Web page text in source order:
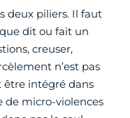
deux piliers. Il faut
dit ou fait un
creuser,
n’est pas
être intégré dans
de micro-violences